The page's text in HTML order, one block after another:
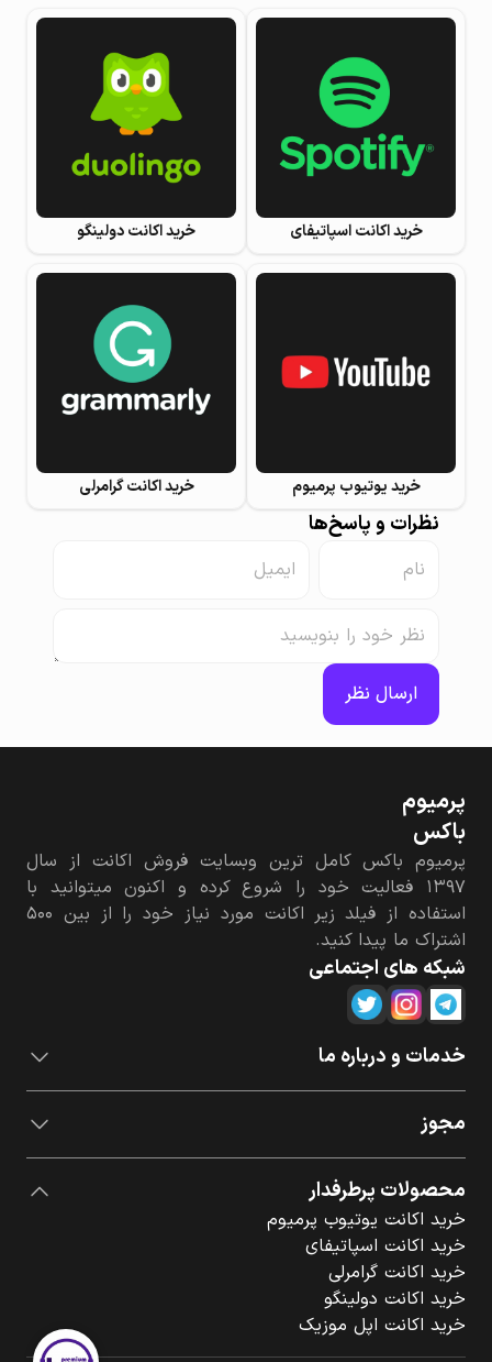
خرید اکانت اسپاتیفای خرید اکانت دولینگو
خرید یوتیوب پرمیوم خرید اکانت گرامرلی
نظرات و پاسخ‌ها
ارسال نظر
پرمیوم‌
باکس
پرمیوم باکس کامل ترین وبسایت فروش اکانت از سال
۱۳۹۷ فعالیت خود را شروع کرده و اکنون میتوانید با
استفاده از فیلد زیر اکانت مورد نیاز خود را از بین ۵۰۰
اشتراک ما پیدا کنید.
شبکه های اجتماعی
خدمات و درباره ما
مجوز
محصولات پرطرفدار
خرید اکانت یوتیوب پرمیوم
خرید اکانت اسپاتیفای
خرید اکانت گرامرلی
خرید اکانت دولینگو
خرید اکانت اپل موزیک